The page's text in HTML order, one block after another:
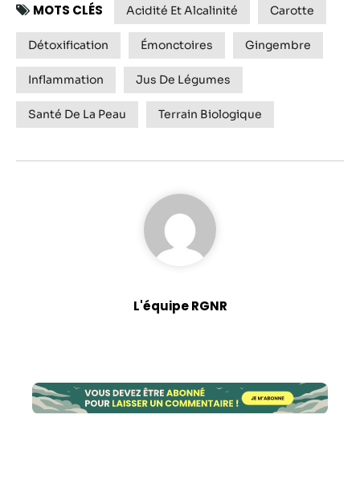
MOTS CLÉS Acidité Et Alcalinité Carotte
Détoxification Émonctoires Gingembre
Inflammation Jus De Légumes
Santé De La Peau Terrain Biologique
L'équipe RGNR